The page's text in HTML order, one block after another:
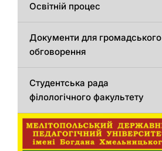
Освітній процес
Документи для громадського
обговорення
Студентська рада
філологічного факультету